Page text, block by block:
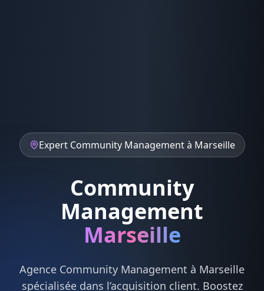
Expert Community Managementà Marseille
Community
Management
Marseille
Agence Community Management à Marseille
spécialisée dans l’acquisition client. Boostez